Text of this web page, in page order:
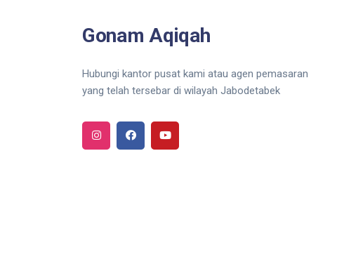
Gonam Aqiqah
Hubungi kantor pusat kami atau agen pemasaran
yang telah tersebar di wilayah Jabodetabek